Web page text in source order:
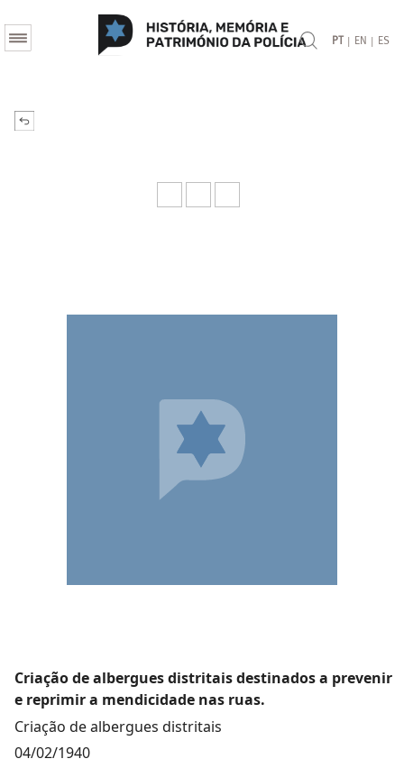
PT | EN | ES
Criação de albergues distritais destinados a prevenir
e reprimir a mendicidade nas ruas.
Criação de albergues distritais
04/02/1940